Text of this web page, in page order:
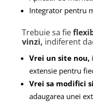
Integrator pentru
Trebuie sa fie
vinzi, indiferent
Vrei un site nou,
extensie pentru
Vrei sa modifici
adaugarea unei